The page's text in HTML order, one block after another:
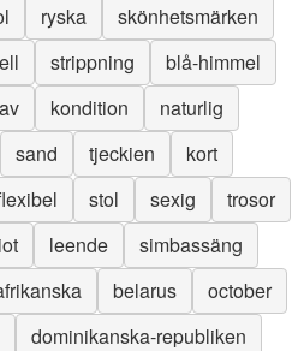
ryska
skönhetsmärken
strippning
blå-himmel
kondition
naturlig
sand tjeckien
kort
stol sexig
trosor
leende
simbassäng
belarus
october
dominikanska-republiken